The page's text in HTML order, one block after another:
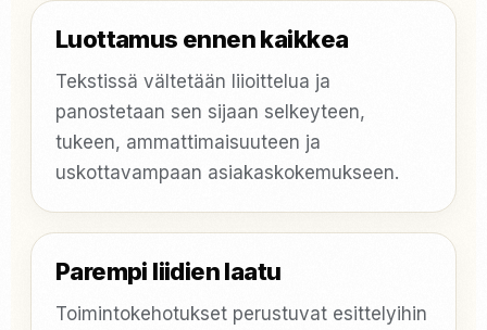
Luottamus ennen kaikkea
Tekstissä vältetään liioittelua ja
panostetaan sen sijaan selkeyteen,
tukeen, ammattimaisuuteen ja
uskottavampaan asiakaskokemukseen.
Parempi liidien laatu
Toimintokehotukset perustuvat esittelyihin